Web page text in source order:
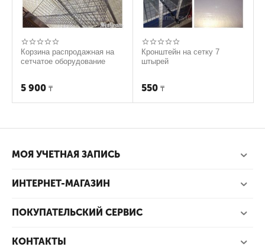
Корзина распродажная на
сетчатое оборудование
5 900 ₸
Кронштейн на сетку 7
штырей
550 ₸
МОЯ УЧЕТНАЯ ЗАПИСЬ
ИНТЕРНЕТ-МАГАЗИН
ПОКУПАТЕЛЬСКИЙ СЕРВИС
КОНТАКТЫ